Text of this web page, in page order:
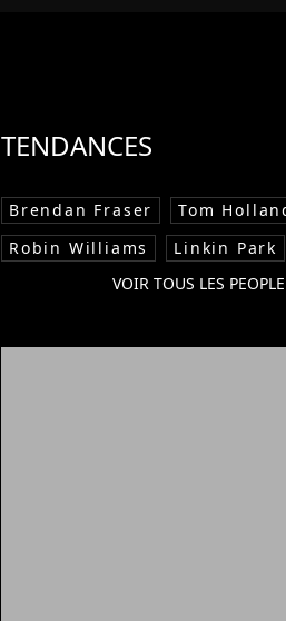
TENDANCES
Brendan Fraser
Tom
Robin Williams
Linkin Park
VOIR TOUS LES PEOPLE